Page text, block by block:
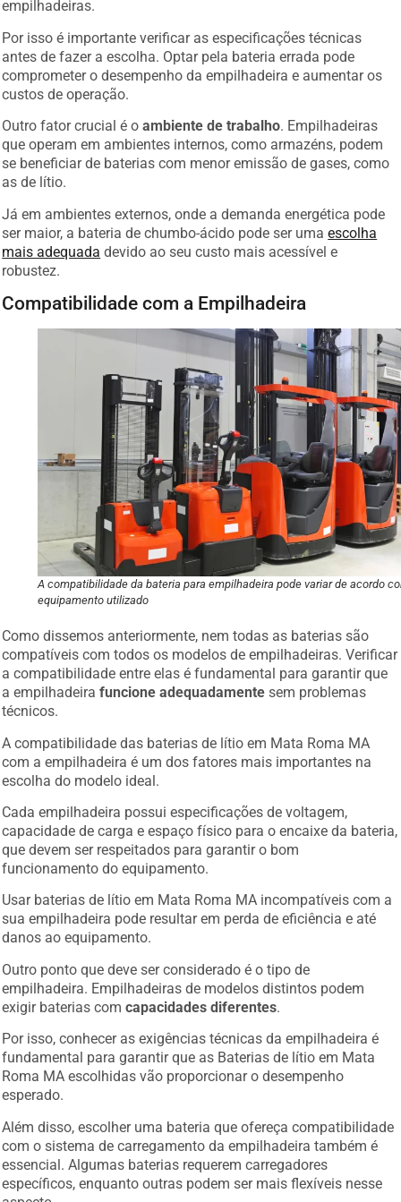
empilhadeiras.
Por isso é importante verificar as especificações técnicas
antes de fazer a escolha. Optar pela bateria errada pode
comprometer o desempenho da empilhadeira e aumentar os
custos de operação.
Outro fator crucial é oambiente de trabalho. Empilhadeiras
que operam em ambientes internos, como armazéns, podem
se beneficiar de baterias com menor emissão de gases, como
as de lítio.
Já em ambientes externos, onde a demanda energética pode
ser maior, a bateria de chumbo-ácido pode ser umaescolha
mais adequada devido ao seu custo mais acessível e
robustez.
Compatibilidade com a Empilhadeira
A compatibilidade da bateria para empilhadeira pode variar de acordo
equipamento utilizado
Como dissemos anteriormente, nem todas as baterias são
compatíveis com todos os modelos de empilhadeiras. Verificar
a compatibilidade entre elas é fundamental para garantir que
a empilhadeirafuncione adequadamente sem problemas
técnicos.
A compatibilidade das baterias de lítio em Mata Roma MA
com a empilhadeira é um dos fatores mais importantes na
escolha do modelo ideal.
Cada empilhadeira possui especificações de voltagem,
capacidade de carga e espaço físico para o encaixe da bateria,
que devem ser respeitados para garantir o bom
funcionamento do equipamento.
Usar baterias de lítio em Mata Roma MA incompatíveis com a
sua empilhadeira pode resultar em perda de eficiência e até
danos ao equipamento.
Outro ponto que deve ser considerado é o tipo de
empilhadeira. Empilhadeiras de modelos distintos podem
exigir baterias comcapacidades diferentes.
Por isso, conhecer as exigências técnicas da empilhadeira é
fundamental para garantir que as Baterias de lítio em Mata
Roma MA escolhidas vão proporcionar o desempenho
esperado.
Além disso, escolher uma bateria que ofereça compatibilidade
com o sistema de carregamento da empilhadeira também é
essencial. Algumas baterias requerem carregadores
específicos, enquanto outras podem ser mais flexíveis nesse